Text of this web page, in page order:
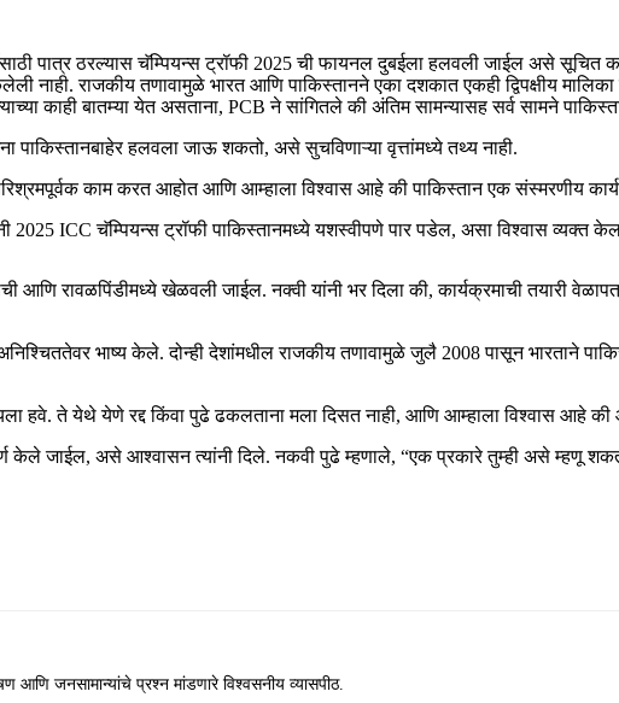
पात्र ठरल्यास चॅम्पियन्स ट्रॉफी 2025 ची फायनल दुबईला हलवली जाईल असे सूचित
नाही. राजकीय तणावामुळे भारत आणि पाकिस्तानने एका दशकात एकही द्विपक्षीय
काही बातम्या येत असताना, PCB ने सांगितले की अंतिम सामन्यासह सर्व सामने
पाकिस्तानबाहेर हलवला जाऊ शकतो, असे सुचविणाऱ्या वृत्तांमध्ये तथ्य नाही.
परिश्रमपूर्वक काम करत आहोत आणि आम्हाला विश्वास आहे की पाकिस्तान एक संस्मरणीय
2025 ICC चॅम्पियन्स ट्रॉफी पाकिस्तानमध्ये यशस्वीपणे पार पडेल, असा विश्वास व्यक्त
आणि रावळपिंडीमध्ये खेळवली जाईल. नक्वी यांनी भर दिला की, कार्यक्रमाची तयारी
भाष्य केले. दोन्ही देशांमधील राजकीय तणावामुळे जुलै 2008 पासून भारताने
हवे. ते येथे येणे रद्द किंवा पुढे ढकलताना मला दिसत नाही, आणि आम्हाला विश्वास आहे
केले जाईल, असे आश्वासन त्यांनी दिले. नकवी पुढे म्हणाले, “एक प्रकारे तुम्ही असे म्हणू
आणि जनसामान्यांचे प्रश्न मांडणारे विश्वसनीय व्यासपीठ.